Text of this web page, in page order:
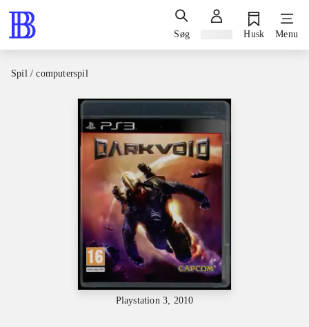
Søg Husk Menu
Spil / computerspil
Playstation 3, 2010